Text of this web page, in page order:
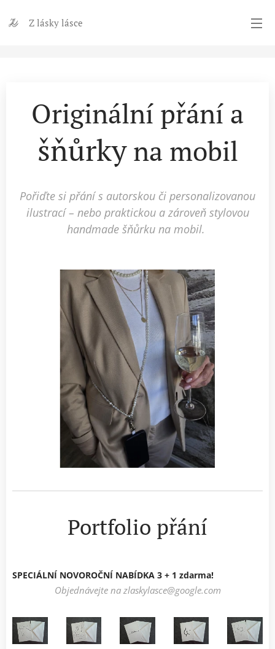
Z lásky lásce
Originální přání a
šňůrkyna mobil
Pořiďte si přání s autorskou či personalizovanou
ilustrací – nebo praktickou a zároveň stylovou
handmade šňůrku na mobil.
Portfolio přání
SPECIÁLNÍ NOVOROČNÍ NABÍDKA 3 + 1 zdarma!
Objednávejte na zlaskylasce@google.com